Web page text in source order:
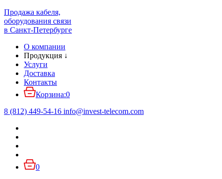
Продажа кабеля,
оборудования связи
в Санкт-Петербурге
О компании
Продукция ↓
Услуги
Доставка
Контакты
Корзина:0
8 (812) 449-54-16 info@invest-telecom.com
0